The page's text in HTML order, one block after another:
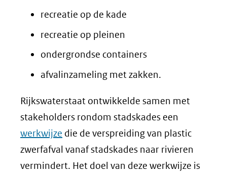
recreatie op de kade
recreatie op pleinen
ondergrondse containers
afvalinzameling met zakken.
Rijkswaterstaat ontwikkelde samen met
stakeholders rondom stadskades een
werkwijze die de verspreiding van plastic
zwerfafval vanaf stadskades naar rivieren
vermindert. Het doel van deze werkwijze is